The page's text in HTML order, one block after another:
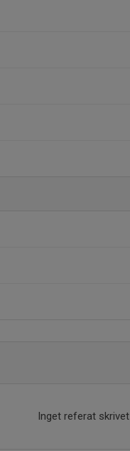
Inget referat skrivet